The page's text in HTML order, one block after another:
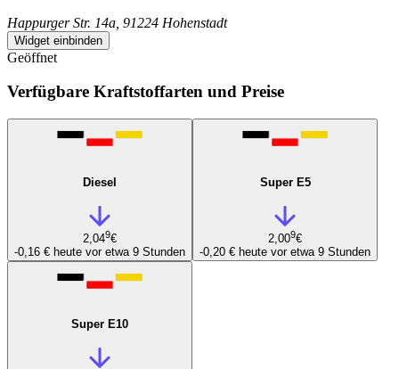
Happurger Str. 14a, 91224 Hohenstadt
Widget einbinden
Geöffnet
Verfügbare Kraftstoffarten und Preise
Diesel
2,049€
-0,16 € heute vor etwa 9 Stunden
Super E5
2,009€
-0,20 € heute vor etwa 9 Stunden
Super E10